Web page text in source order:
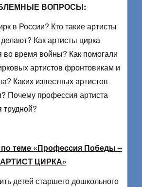
ВОПРОСЫ:
в России? Кто такие артисты
Как артисты цирка
во время войны? Как помогали
артистов фронтовикам и
Каких известных артистов
Почему профессия артиста
трудной?
теме «Профессия Победы –
АРТИСТ ЦИРКА»
детей старшего дошкольного